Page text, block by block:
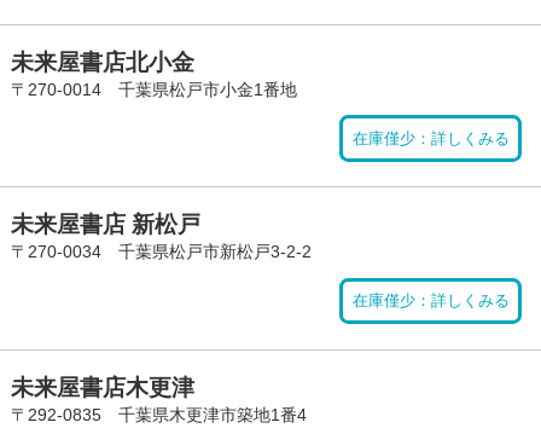
未来屋書店北小金
〒270-0014 千葉県松戸市小金1番地
在庫僅少：詳しくみる
未来屋書店 新松戸
〒270-0034 千葉県松戸市新松戸3-2-2
在庫僅少：詳しくみる
未来屋書店木更津
〒292-0835 千葉県木更津市築地1番4